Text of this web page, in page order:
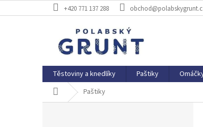
na
+420 771 137 288
Těstoviny a knedlíky Paštiky
Domů Paštiky